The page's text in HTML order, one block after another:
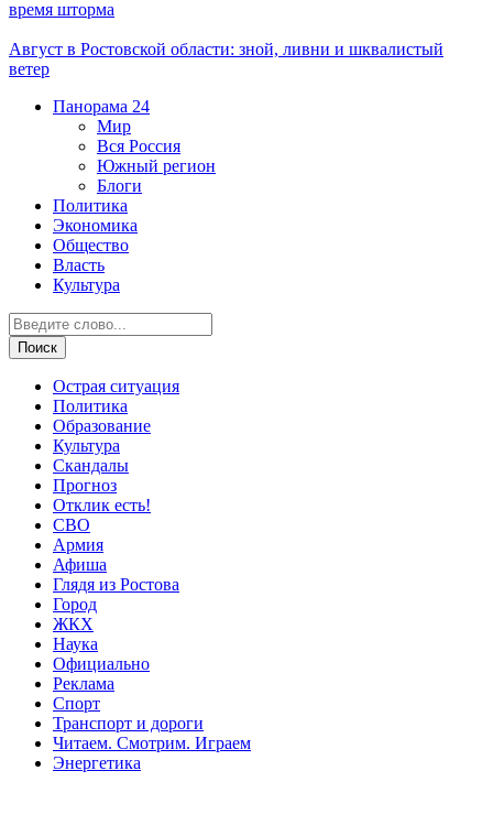
время шторма
Август в Ростовской области: зной, ливни и шквалистый
ветер
Панорама 24
Мир
Вся Россия
Южный регион
Блоги
Политика
Экономика
Общество
Власть
Культура
Острая ситуация
Политика
Образование
Культура
Скандалы
Прогноз
Отклик есть!
СВО
Армия
Афиша
Глядя из Ростова
Город
ЖКХ
Наука
Официально
Реклама
Спорт
Транспорт и дороги
Читаем. Смотрим. Играем
Энергетика